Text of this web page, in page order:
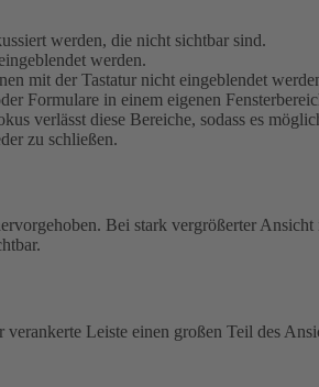
werden, die nicht sichtbar sind.
werden.
mit der Tastatur nicht eingeblendet
Formulare in einem eigenen
verlässt diese Bereiche, sodass es
zu schließen.
Bei stark vergrößerter
Leiste einen großen Teil des